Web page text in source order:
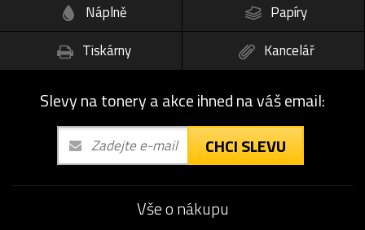
Náplně
Papíry
Tiskárny
Kancelář
Slevy na tonery a akce ihned na váš email:
CHCI SLEVU
Vše o nákupu